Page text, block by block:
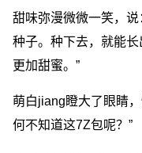
甜味弥漫微微一笑，
种子。种下去，就能
更加甜蜜。”
萌白jiang瞪大了眼睛
何不知道这7Z包呢？”